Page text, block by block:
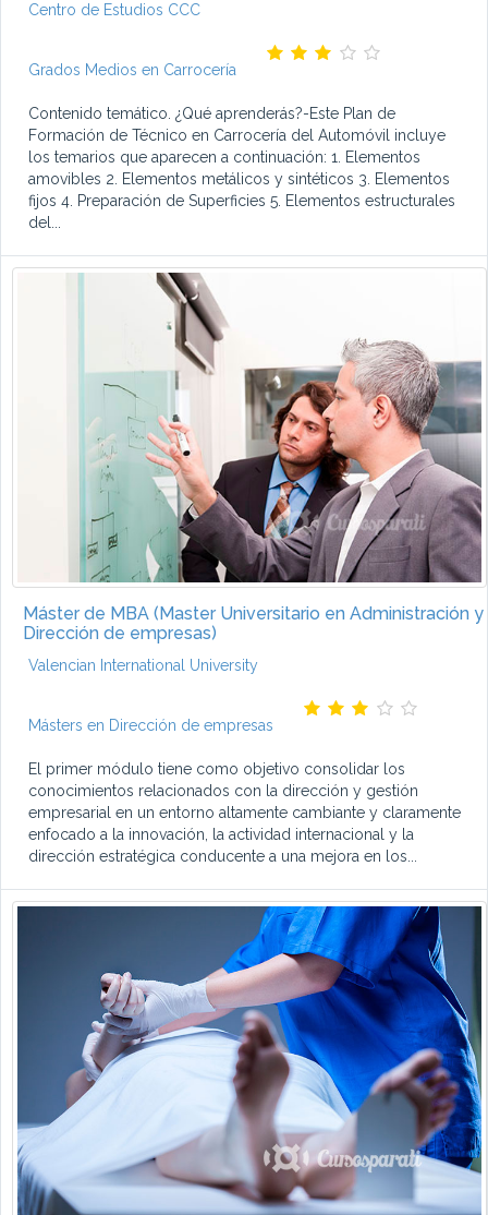
Centro de Estudios CCC
Grados Medios en Carrocería
Contenido temático. ¿Qué aprenderás?-Este Plan de
Formación de Técnico en Carrocería del Automóvil incluye
los temarios que aparecen a continuación: 1. Elementos
amovibles 2. Elementos metálicos y sintéticos 3. Elementos
fijos 4. Preparación de Superficies 5. Elementos estructurales
del...
Máster de MBA (Master Universitario en Administración y
Dirección de empresas)
Valencian International University
Másters en Dirección de empresas
El primer módulo tiene como objetivo consolidar los
conocimientos relacionados con la dirección y gestión
empresarial en un entorno altamente cambiante y claramente
enfocado a la innovación, la actividad internacional y la
dirección estratégica conducente a una mejora en los...